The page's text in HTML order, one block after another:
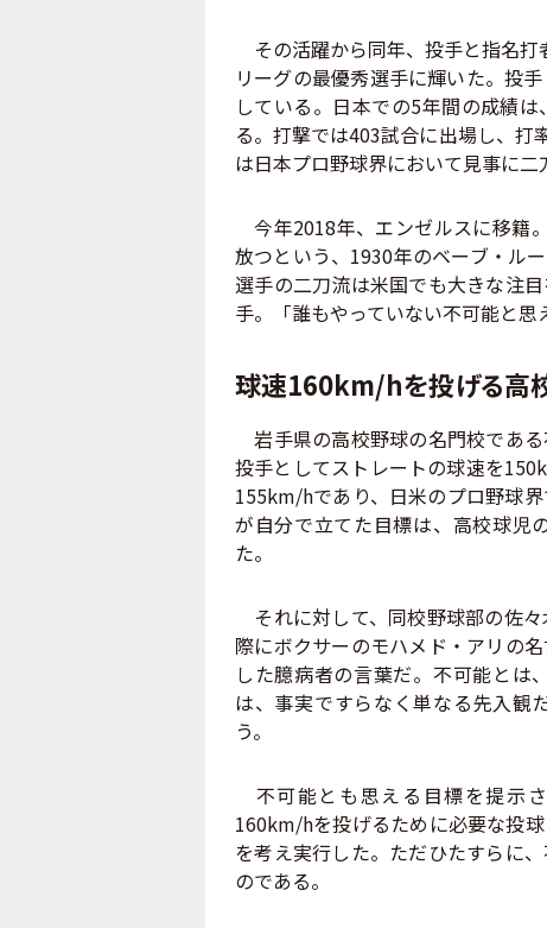
その活躍から同年、投手と指名打
リーグの最優秀選手に輝いた。投
している。日本での5年間の成績
る。打撃では403試合に出場し、打
は日本プロ野球界において見事に二
今年2018年、エンゼルスに移籍
放つという、1930年のベーブ・ル
選手の二刀流は米国でも大きな注
手。「誰もやっていない不可能と思
球速160km/hを投げる高
岩手県の高校野球の名門校である
投手としてストレートの球速を
155km/hであり、日米のプロ野球
が自分で立てた目標は、高校球児
た。
それに対して、同校野球部の佐
際にボクサーのモハメド・アリの
した臆病者の言葉だ。不可能とは
は、事実ですらなく単なる先入観
う。
不可能とも思える目標を提示
160km/hを投げるために必要な投
を考え実行した。ただひたすらに
のである。